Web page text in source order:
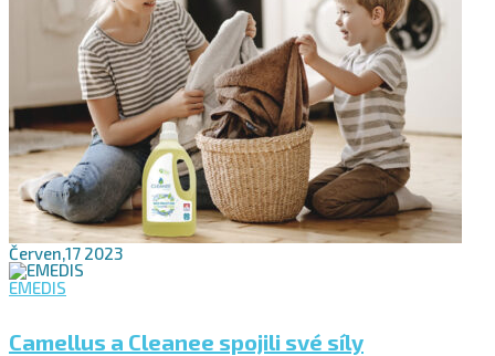
Červen,17 2023
EMEDIS
Camellus a Cleanee spojili své síly